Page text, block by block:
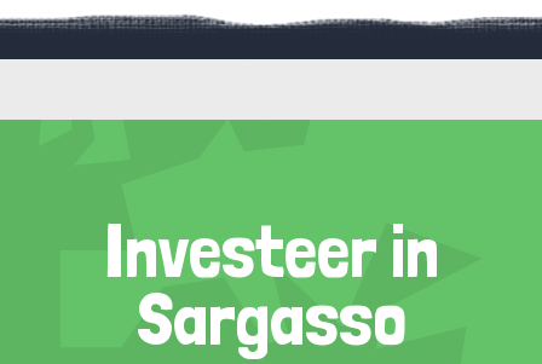
Investeer in
Sargasso